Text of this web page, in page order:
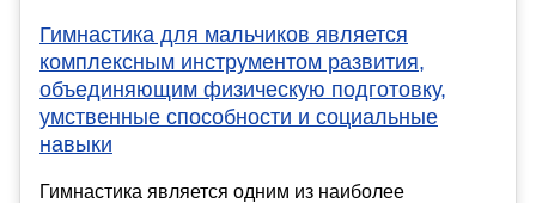
Гимнастика для мальчиков является
комплексным инструментом развития,
объединяющим физическую подготовку,
умственные способности и социальные
навыки
Гимнастика является одним из наиболее